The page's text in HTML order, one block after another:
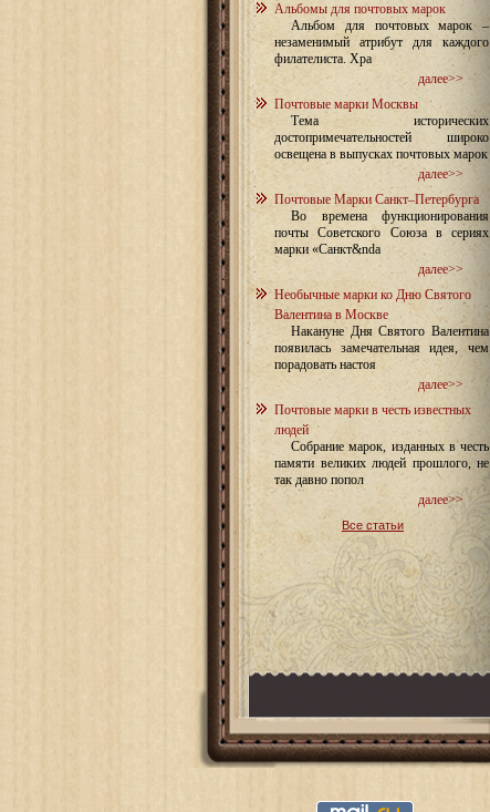
Альбомы для почтовых марок
Альбом для почтовых марок –
незаменимый атрибут для каждого
филателиста. Хра
далее>>
Почтовые марки Москвы
Тема исторических
достопримечательностей широко
освещена в выпусках почтовых марок
далее>>
Почтовые Марки Санкт–Петербурга
Во времена функционирования
почты Советского Союза в сериях
марки «Санкт&nda
далее>>
Необычные марки ко Дню Святого
Валентина в Москве
Накануне Дня Святого Валентина
появилась замечательная идея, чем
порадовать настоя
далее>>
Почтовые марки в честь известных
людей
Собрание марок, изданных в честь
памяти великих людей прошлого, не
так давно попол
далее>>
Все статьи